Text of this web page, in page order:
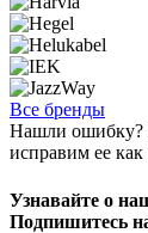
Все бренды
Нашли ошибку?
исправим ее
Узнавайте о
Подпишитесь